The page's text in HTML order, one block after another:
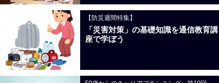
【防災週間特集】
「災害対策」の基礎知識を通信教育講
座で学ぼう